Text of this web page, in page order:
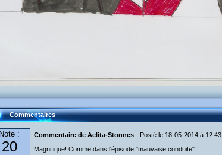
Commentaires
Note :
20
Commentaire de Aelita-Stonnes - Posté le 18-05-2014 à 12:43
Magnifique! Comme dans l'épisode "mauvaise conduite".